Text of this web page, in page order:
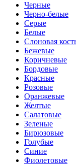
Черные
Черно-белые
Серые
Белые
Слоновая
Бежевые
Коричневые
Бордовые
Красные
Розовые
Оранжевые
Желтые
Салатовые
Зеленые
Бирюзовые
Голубые
Синие
Фиолетовые